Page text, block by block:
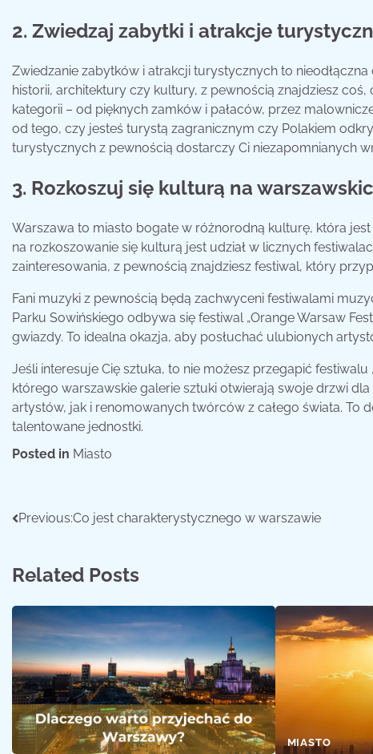
2. Zwiedzaj zabytki i atrakcje
Zwiedzanie zabytków i atrakcji turystycznych to
historii, architektury czy kultury, z pewnością znajdziesz
kategorii – od pięknych zamków i pałaców, przez
od tego, czy jesteś turystą zagranicznym czy Polakiem
turystycznych z pewnością dostarczy Ci niezapomnianych
3. Rozkoszuj się kulturą na
Warszawa to miasto bogate w różnorodną kulturę, która
na rozkoszowanie się kulturą jest udział w licznych
zainteresowania, z pewnością znajdziesz festiwal, który
Fani muzyki z pewnością będą zachwyceni festiwalami
Parku Sowińskiego odbywa się festiwal „Orange Warsaw
gwiazdy. To idealna okazja, aby posłuchać ulubionych
Jeśli interesuje Cię sztuka, to nie możesz przegapić
którego warszawskie galerie sztuki otwierają swoje drzwi
artystów, jak i renomowanych twórców z całego świata. To
talentowane jednostki.
Posted in Miasto
Nawigacja
Previous:Co jest charakterystycznego w warszawie
Related Posts
MIASTO